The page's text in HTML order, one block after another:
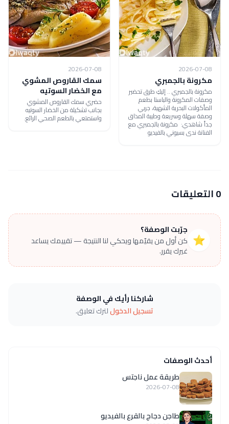
2026-07-08
مكرونة بالجمبري
مكرونة بالجمبري .. إليكِ طرق تحضير
وصفات المكرونة والباستا بطعم
المأكولات البحرية الشهية، جربي
وصفة سهلة وسريعة وطيبة المذاق
جداً شاهدي: مكرونة بالجمبري مع
الفنانة ندى بسيوني بالفيديو
2026-07-08
سمك القاروص المشوي
مع الخضار السوتيه
حضري سمك القاروص المشوي
بجانب تشكيلة من الخضار السوتيه
واستمتعي بالطعم الصحي الرائع.
0 التعليقات
⭐
جرّبت الوصفة؟
كن أول من يقيّمها ويحكي لنا النتيجة — تقييمك يساعد
غيرك يقرر.
شاركنا رأيك في الوصفة
تسجيل الدخوللترك تعليق.
أحدث الوصفات
طريقة عمل ناجتس
2026-07-08
طاجن دجاج بالقرع بالفيديو